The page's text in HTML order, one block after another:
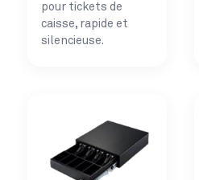
pour tickets de
caisse, rapide et
silencieuse.